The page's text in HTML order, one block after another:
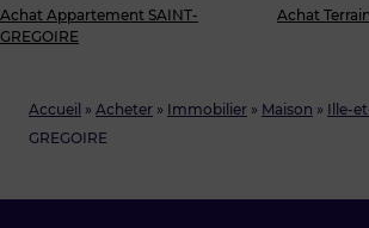
Accueil » Acheter » Immobilier » Maison » Ille-
GREGOIRE
Achat Appartement SAINT-
GREGOIRE
Achat